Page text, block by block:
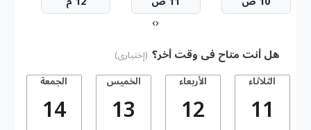
‹
›
هل أنت متاح فى وقت أخر؟ (إختيارى)
الثلاثاء
11
الأربعاء
12
الخميس
13
الجمعة
14